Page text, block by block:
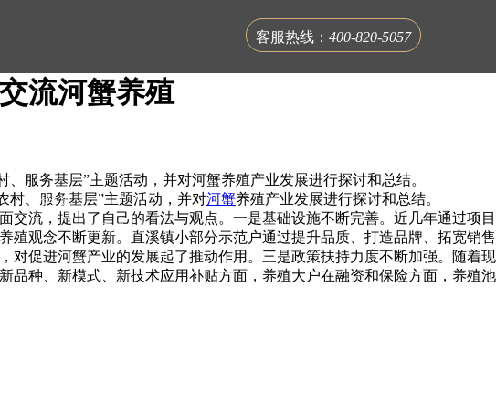
流河蟹养殖
、服务基层”主题活动，并对河蟹养殖产业发展进行探讨和总结。
村、服务基层”主题活动，并对河蟹养殖产业发展进行探讨和总结。
流，提出了自己的看法与观点。一是基础设施不断完善。近几年通过项目
观念不断更新。直溪镇小部分示范户通过提升品质、打造品牌、拓宽销售
促进河蟹产业的发展起了推动作用。三是政策扶持力度不断加强。随着现
种、新模式、新技术应用补贴方面，养殖大户在融资和保险方面，养殖池
甄选年货
联系蟹公馆
客服热线： 400-820-5057